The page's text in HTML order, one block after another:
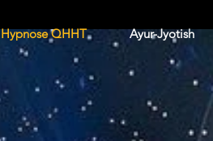
Hypnose QHHT Ayur-Jyotish